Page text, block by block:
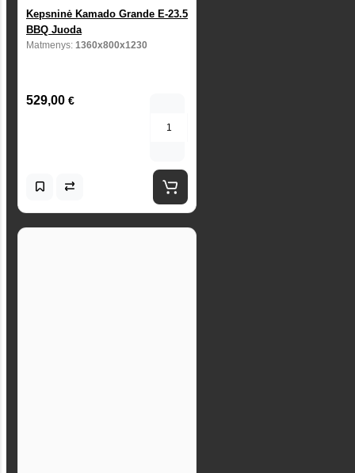
Kepsninė Kamado Grande E-23.5
BBQ Juoda
Matmenys: 1360x800x1230
529,00 €